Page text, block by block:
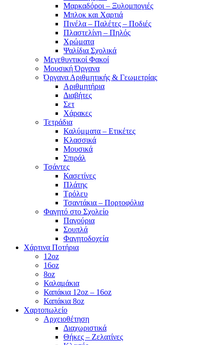
Μαρκαδόροι – Ξυλομπογιές
Μπλοκ και Χαρτιά
Πινέλα – Παλέτες – Ποδιές
Πλαστελίνη – Πηλός
Χρώματα
Ψαλίδια Σχολικά
Μεγεθυντικοί Φακοί
Μουσική Όργανα
Όργανα Αριθμητικής & Γεωμετρίας
Αριθμητήρια
Διαβήτες
Σετ
Χάρακες
Τετράδια
Καλύμματα – Ετικέτες
Κλασσικά
Μουσικά
Σπιράλ
Τσάντες
Κασετίνες
Πλάτης
Τρόλευ
Τσαντάκια – Πορτοφόλια
Φαγητό στο Σχολείο
Παγούρια
Σουπλά
Φαγητοδοχεία
Χάρτινα Ποτήρια
12oz
16oz
8oz
Καλαμάκια
Καπάκια 12oz – 16oz
Καπάκια 8oz
Χαρτοπωλείο
Αρχειοθέτηση
Διαχωριστικά
Θήκες – Ζελατίνες